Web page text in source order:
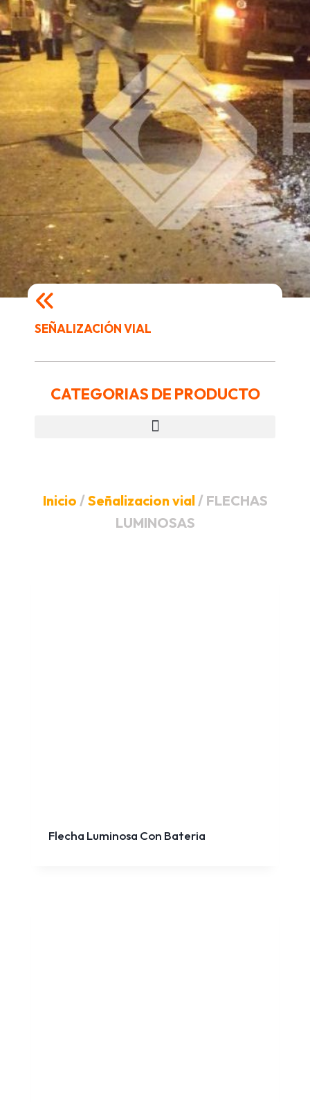
SEÑALIZACIÓN VIAL
CATEGORIAS DE PRODUCTO
Inicio / Señalizacion vial/ FLECHAS
LUMINOSAS
Flecha Luminosa Con Bateria